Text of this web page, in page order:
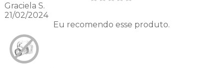
Graciela S.
21/02/2024
Eu recomendo esse produto.